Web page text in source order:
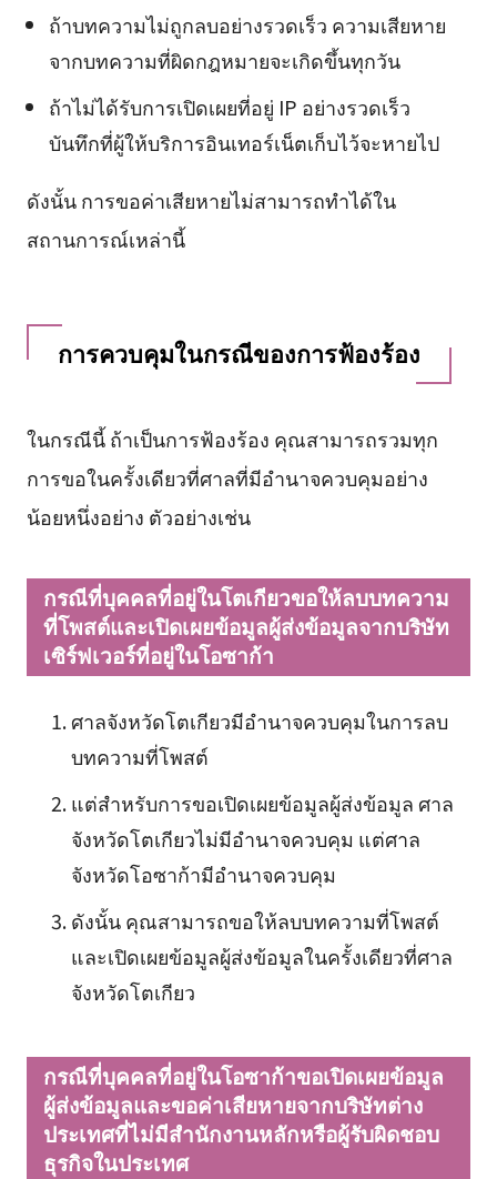
ถ้าบทความไม่ถูกลบอย่างรวดเร็ว ความเสียหาย
จากบทความที่ผิดกฎหมายจะเกิดขึ้นทุกวัน
ถ้าไม่ได้รับการเปิดเผยที่อยู่ IP อย่างรวดเร็ว
บันทึกที่ผู้ให้บริการอินเทอร์เน็ตเก็บไว้จะหายไป
ดังนั้น การขอค่าเสียหายไม่สามารถทำได้ใน
สถานการณ์เหล่านี้
การควบคุมในกรณีของการฟ้องร้อง
ในกรณีนี้ ถ้าเป็นการฟ้องร้อง คุณสามารถรวมทุก
การขอในครั้งเดียวที่ศาลที่มีอำนาจควบคุมอย่าง
น้อยหนึ่งอย่าง ตัวอย่างเช่น
กรณีที่บุคคลที่อยู่ในโตเกียวขอให้ลบบทความ
ที่โพสต์และเปิดเผยข้อมูลผู้ส่งข้อมูลจากบริษัท
เซิร์ฟเวอร์ที่อยู่ในโอซาก้า
ศาลจังหวัดโตเกียวมีอำนาจควบคุมในการลบ
บทความที่โพสต์
แต่สำหรับการขอเปิดเผยข้อมูลผู้ส่งข้อมูล ศาล
จังหวัดโตเกียวไม่มีอำนาจควบคุม แต่ศาล
จังหวัดโอซาก้ามีอำนาจควบคุม
ดังนั้น คุณสามารถขอให้ลบบทความที่โพสต์
และเปิดเผยข้อมูลผู้ส่งข้อมูลในครั้งเดียวที่ศาล
จังหวัดโตเกียว
กรณีที่บุคคลที่อยู่ในโอซาก้าขอเปิดเผยข้อมูล
ผู้ส่งข้อมูลและขอค่าเสียหายจากบริษัทต่าง
ประเทศที่ไม่มีสำนักงานหลักหรือผู้รับผิดชอบ
ธุรกิจในประเทศ